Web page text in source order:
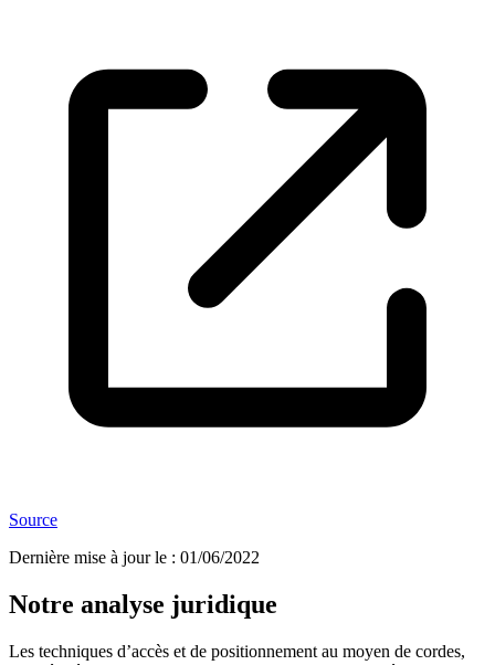
Source
Dernière mise à jour le : 01/06/2022
Notre analyse juridique
Les techniques d’accès et de positionnement au moyen de cordes,